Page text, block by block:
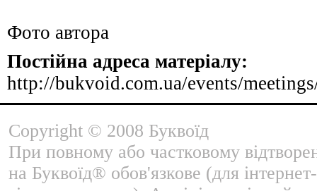
Фото автора
Постійна адреса матеріалу:
http://bukvoid.com.ua/events/
Copyright © 2008 Буквоїд
При повному або частковому
на Буквоїд® обов'язкове (для